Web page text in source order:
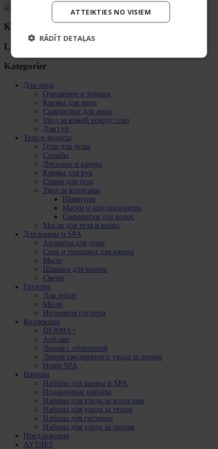
Категории
Luokat
Kategorier
Для лица
Очищение и тоники
Кремы для лица
Сыворотки для лица
Уход за кожей вокруг глаз
Для губ
Тело и волосы
Гели для душа
Скрабы
Лосьоны и кремы
Кремы для рук
Спреи для тела
Уход за волосами
Шампуни
Маски и кондиционеры
Сыворотки для волос
Масла для тела и волос
Для ванны и SPA
Ароматы для дома
Соль и порошки для ванны
Мыло
Шарики для ванны
Свечи
Гигиена
Для зубов
Мыло
Интимная гигиена
Коллекции
DERMA+
Anti-age
Линия с облепихой
Линия ежедневного ухода за лицом
Home SPA
Наборы
Наборы для ванны и SPA
Подарочные наборы
Наборы для ухода за волосами
Наборы для ухода за телом
Наборы для гигиены
Наборы для ухода за лицом
Предложения
АУТЛЕТ
ATTEIKTIES NO VISIEM
RĀDĪT DETAĻAS